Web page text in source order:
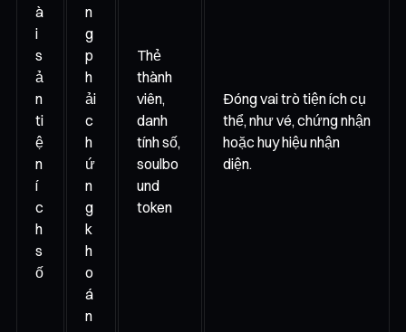
à
i
s
ả
n
ti
ệ
n
í
c
h
s
ố
n
g
p
h
ải
c
h
ứ
n
g
k
h
o
á
n
Thẻ
thành
viên,
danh
tính số,
soulbo
und
token
Đóng vai trò tiện ích cụ
thể, như vé, chứng nhận
hoặc huy hiệu nhận
diện.